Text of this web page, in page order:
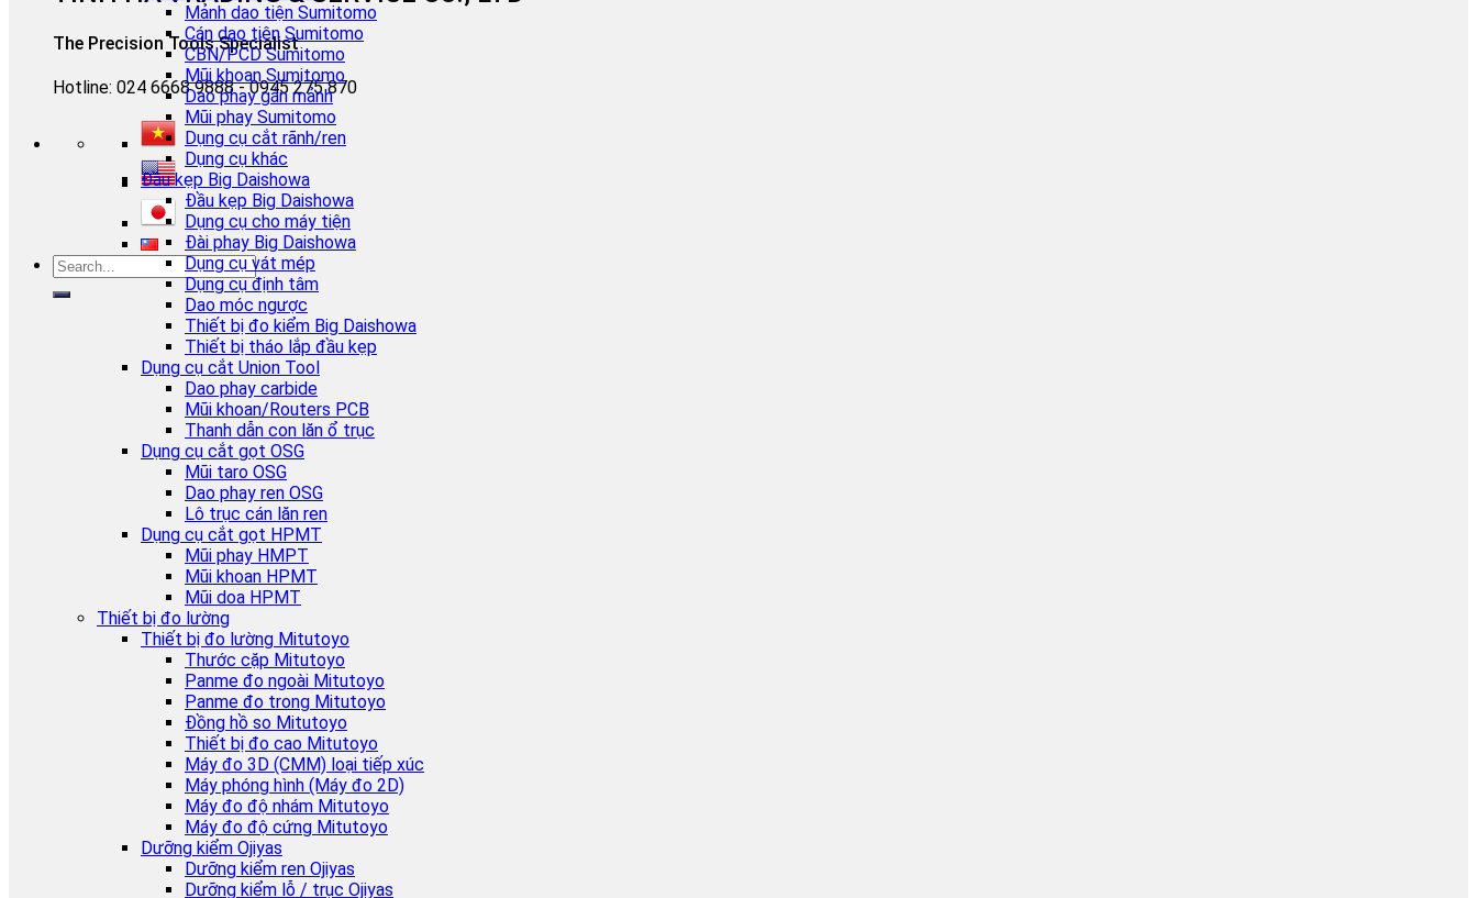
The Precision Tools Specialist
Hotline: 024 6668 9888 - 0945 275 870
Mảnh dao tiện Sumitomo
Cán dao tiện Sumitomo
CBN/PCD Sumitomo
Mũi khoan Sumitomo
Dao phay gắn mảnh
Mũi phay Sumitomo
Dụng cụ cắt rãnh/ren
Dụng cụ khác
Đầu kẹp Big Daishowa
Đầu kẹp Big Daishowa
Dụng cụ cho máy tiện
Đài phay Big Daishowa
Dụng cụ vát mép
Dụng cụ định tâm
Dao móc ngược
Thiết bị đo kiểm Big Daishowa
Thiết bị tháo lắp đầu kẹp
Dụng cụ cắt Union Tool
Dao phay carbide
Mũi khoan/Routers PCB
Thanh dẫn con lăn ổ trục
Dụng cụ cắt gọt OSG
Mũi taro OSG
Dao phay ren OSG
Lô trục cán lăn ren
Dụng cụ cắt gọt HPMT
Mũi phay HMPT
Mũi khoan HPMT
Mũi doa HPMT
Thiết bị đo lường
Thiết bị đo lường Mitutoyo
Thước cặp Mitutoyo
Panme đo ngoài Mitutoyo
Panme đo trong Mitutoyo
Đồng hồ so Mitutoyo
Thiết bị đo cao Mitutoyo
Máy đo 3D (CMM) loại tiếp xúc
Máy phóng hình (Máy đo 2D)
Máy đo độ nhám Mitutoyo
Máy đo độ cứng Mitutoyo
Dưỡng kiểm Ojiyas
Dưỡng kiểm ren Ojiyas
Dưỡng kiểm lỗ / trục Ojiyas